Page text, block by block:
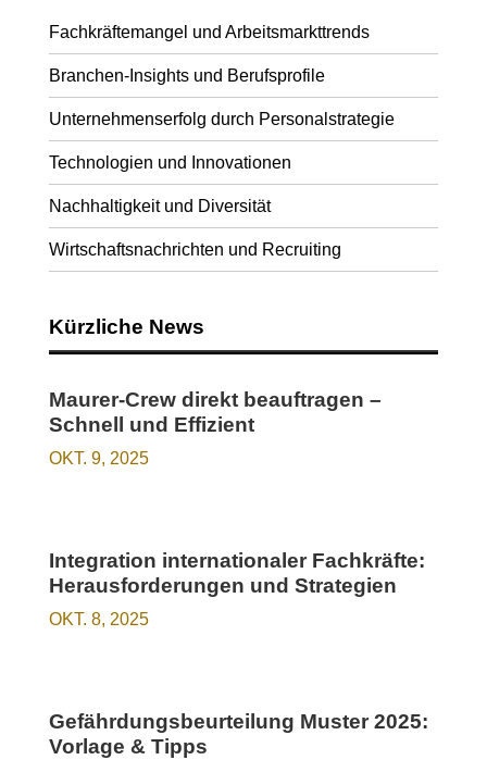
Fachkräftemangel und Arbeitsmarkttrends
Branchen-Insights und Berufsprofile
Unternehmenserfolg durch Personalstrategie
Technologien und Innovationen
Nachhaltigkeit und Diversität
Wirtschaftsnachrichten und Recruiting
Kürzliche News
Maurer-Crew direkt beauftragen –
Schnell und Effizient
OKT. 9, 2025
Integration internationaler Fachkräfte:
Herausforderungen und Strategien
OKT. 8, 2025
Gefährdungsbeurteilung Muster 2025:
Vorlage & Tipps